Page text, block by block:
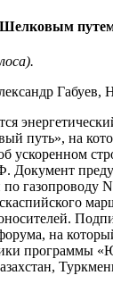
Габуев,
путь», на
ускоренном
Документ
газопроводу
на
программы